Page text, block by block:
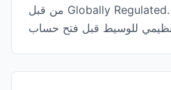
من قبل Globally Regulated. نوصي دائمًا بالتحقق من